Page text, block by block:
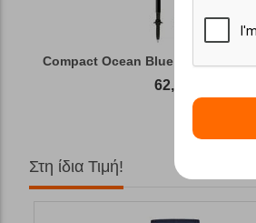
62,50
Στη ίδια Τιμή!